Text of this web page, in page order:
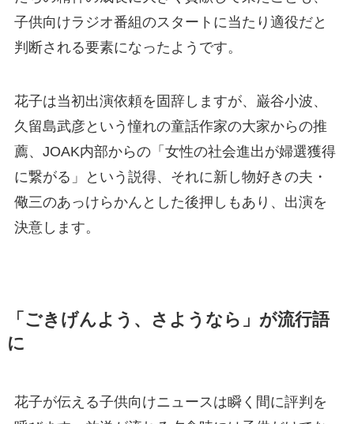
子供向けラジオ番組のスタートに当たり適役だと
判断される要素になったようです。
花子は当初出演依頼を固辞しますが、巌谷小波、
久留島武彦という憧れの童話作家の大家からの推
薦、JOAK内部からの「女性の社会進出が婦選獲得
に繋がる」という説得、それに新し物好きの夫・
儆三のあっけらかんとした後押しもあり、出演を
決意します。
「ごきげんよう、さようなら」が流行語
に
花子が伝える子供向けニュースは瞬く間に評判を